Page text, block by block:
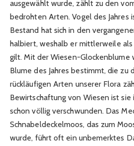
ausgewählt wurde, zählt zu den
bedrohten Arten. Vogel des Jahres
Bestand hat sich in den
halbiert, weshalb er mittlerweile
gilt. Mit der Wiesen-Glockenblume
Blume des Jahres bestimmt, die zu
rückläufigen Arten unserer Flora
Bewirtschaftung von Wiesen ist
schon völlig verschwunden. Das
Schnabeldeckelmoos, das zum
wurde, führt oft ein unbemerktes